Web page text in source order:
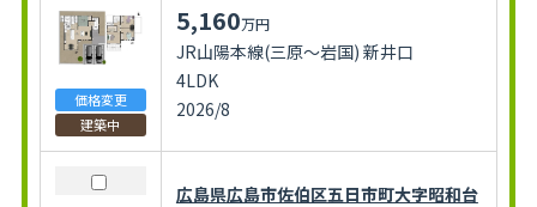
価格変更
建築中
5,160万円
JR山陽本線(三原～岩国) 新井口
4LDK
2026/8
広島県広島市佐伯区五日市町大字昭和台